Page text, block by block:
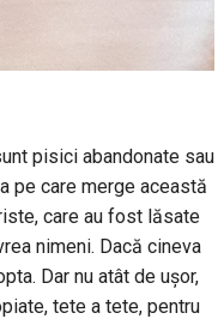
pisici abandonate sau
pe care merge această
care au fost lăsate
nimeni. Dacă cineva
Dar nu atât de ușor,
tete a tete, pentru